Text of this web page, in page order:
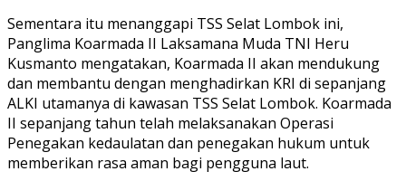
Sementara itu menanggapi TSS Selat Lombok ini,
Panglima Koarmada II Laksamana Muda TNI Heru
Kusmanto mengatakan, Koarmada II akan mendukung
dan membantu dengan menghadirkan KRI di sepanjang
ALKI utamanya di kawasan TSS Selat Lombok. Koarmada
II sepanjang tahun telah melaksanakan Operasi
Penegakan kedaulatan dan penegakan hukum untuk
memberikan rasa aman bagi pengguna laut.